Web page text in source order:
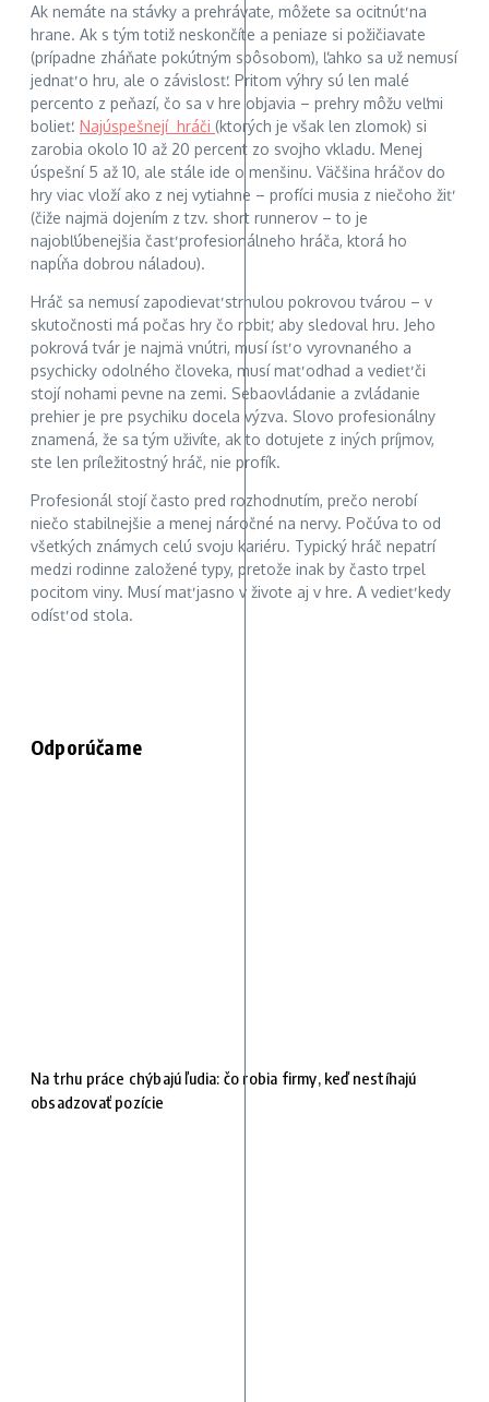
Ak nemáte na stávky a prehrávate, môžete sa ocitnúť na
hrane. Ak s tým totiž neskončíte a peniaze si požičiavate
(prípadne zháňate pokútným spôsobom), ľahko sa už nemusí
jednať o hru, ale o závislosť. Pritom výhry sú len malé
percento z peňazí, čo sa v hre objavia – prehry môžu veľmi
bolieť. Najúspešnejí hráči (ktorých je však len zlomok) si
zarobia okolo 10 až 20 percent zo svojho vkladu. Menej
úspešní 5 až 10, ale stále ide o menšinu. Väčšina hráčov do
hry viac vloží ako z nej vytiahne – profíci musia z niečoho žiť
(čiže najmä dojením z tzv. short runnerov – to je
najobľúbenejšia časť profesionálneho hráča, ktorá ho
napĺňa dobrou náladou).
Hráč sa nemusí zapodievať strnulou pokrovou tvárou – v
skutočnosti má počas hry čo robiť, aby sledoval hru. Jeho
pokrová tvár je najmä vnútri, musí ísť o vyrovnaného a
psychicky odolného človeka, musí mať odhad a vedieť či
stojí nohami pevne na zemi. Sebaovládanie a zvládanie
prehier je pre psychiku docela výzva. Slovo profesionálny
znamená, že sa tým uživíte, ak to dotujete z iných príjmov,
ste len príležitostný hráč, nie profík.
Profesionál stojí často pred rozhodnutím, prečo nerobí
niečo stabilnejšie a menej náročné na nervy. Počúva to od
všetkých známych celú svoju kariéru. Typický hráč nepatrí
medzi rodinne založené typy, pretože inak by často trpel
pocitom viny. Musí mať jasno v živote aj v hre. A vedieť kedy
odísť od stola.
Odporúčame
Na trhu práce chýbajú ľudia: čo robia firmy, keď nestíhajú
obsadzovať pozície